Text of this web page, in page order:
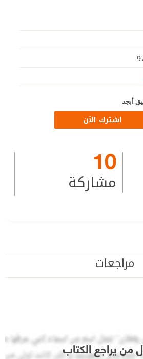
أبجد
اشترك الآن
10
مشاركة
مراجعات
من يراجع الكتاب